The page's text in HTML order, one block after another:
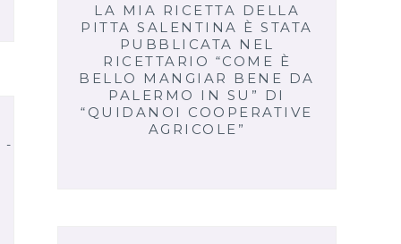
-
LA MIA RICETTA DELLA
PITTA SALENTINA È STATA
PUBBLICATA NEL
RICETTARIO “COME È
BELLO MANGIAR BENE DA
PALERMO IN SU” DI
“QUIDANOI COOPERATIVE
AGRICOLE”